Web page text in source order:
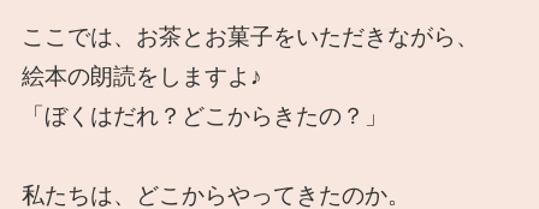
ここでは、お茶とお菓子をいただきながら、
絵本の朗読をしますよ♪
「ぼくはだれ？どこからきたの？」
私たちは、どこからやってきたのか。